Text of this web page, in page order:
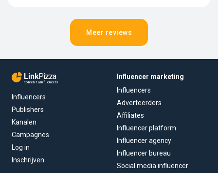
Meer reviews
LinkPizza
content & influencers
Influencers
Publishers
Kanalen
Campagnes
Log in
Inschrijven
Influencer marketing
Influencers
Adverteerders
Affiliates
Influencer platform
Influencer agency
Influencer bureau
Social media influencer